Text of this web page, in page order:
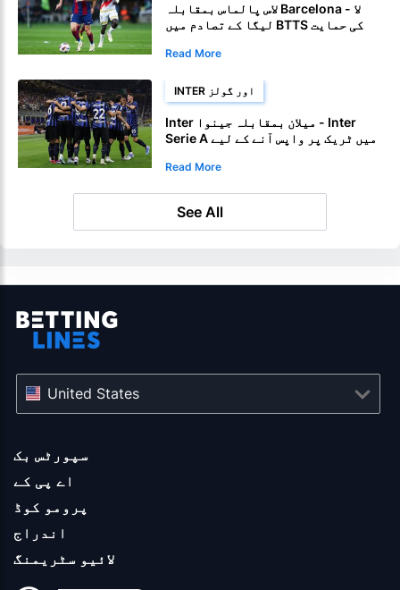
لاس پالماس بمقابلہ Barcelona - لا
لیگا کے تصادم میں BTTS کی حمایت
Read More
INTER اور گولز
Inter میلان بمقابلہ جینوا - Inter
Serie A میں ٹریک پر واپس آنے کے لیے
Read More
See All
سپورٹس بک
اے پی کے
پرومو کوڈ
اندراج
لائیو سٹریمنگ
United States